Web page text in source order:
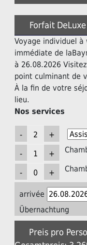
Forfait
Voyage individuel
immédiate de
à 26.08.2026
point culminant de
À la fin de votre
lieu.
Nos services
arrivée
Übernachtung
Preis pro